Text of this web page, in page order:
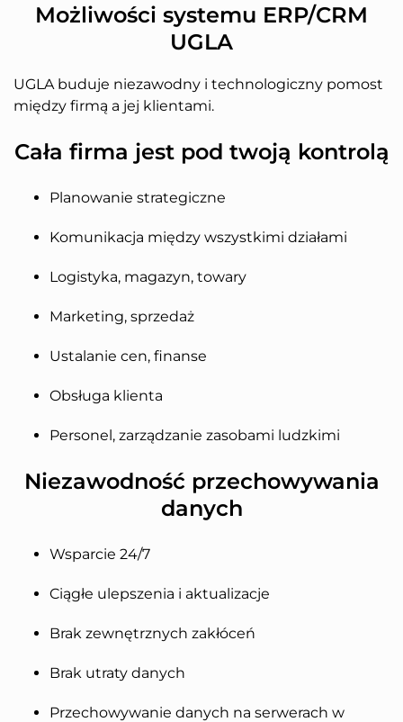
Możliwości systemu ERP/CRM
UGLA
UGLA buduje niezawodny i technologiczny pomost
między firmą a jej klientami.
Cała firma jest pod twoją kontrolą
Planowanie strategiczne
Komunikacja między wszystkimi działami
Logistyka, magazyn, towary
Marketing, sprzedaż
Ustalanie cen, finanse
Obsługa klienta
Personel, zarządzanie zasobami ludzkimi
Niezawodność przechowywania
danych
Wsparcie 24/7
Ciągłe ulepszenia i aktualizacje
Brak zewnętrznych zakłóceń
Brak utraty danych
Przechowywanie danych na serwerach w